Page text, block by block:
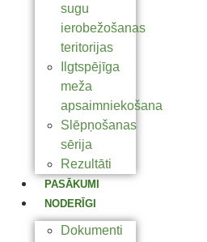
sugu
ierobežošanas
teritorijas
Ilgtspējīga
meža
apsaimniekošana
Slēpņošanas
sērija
Rezultāti
PASĀKUMI
NODERĪGI
Dokumenti